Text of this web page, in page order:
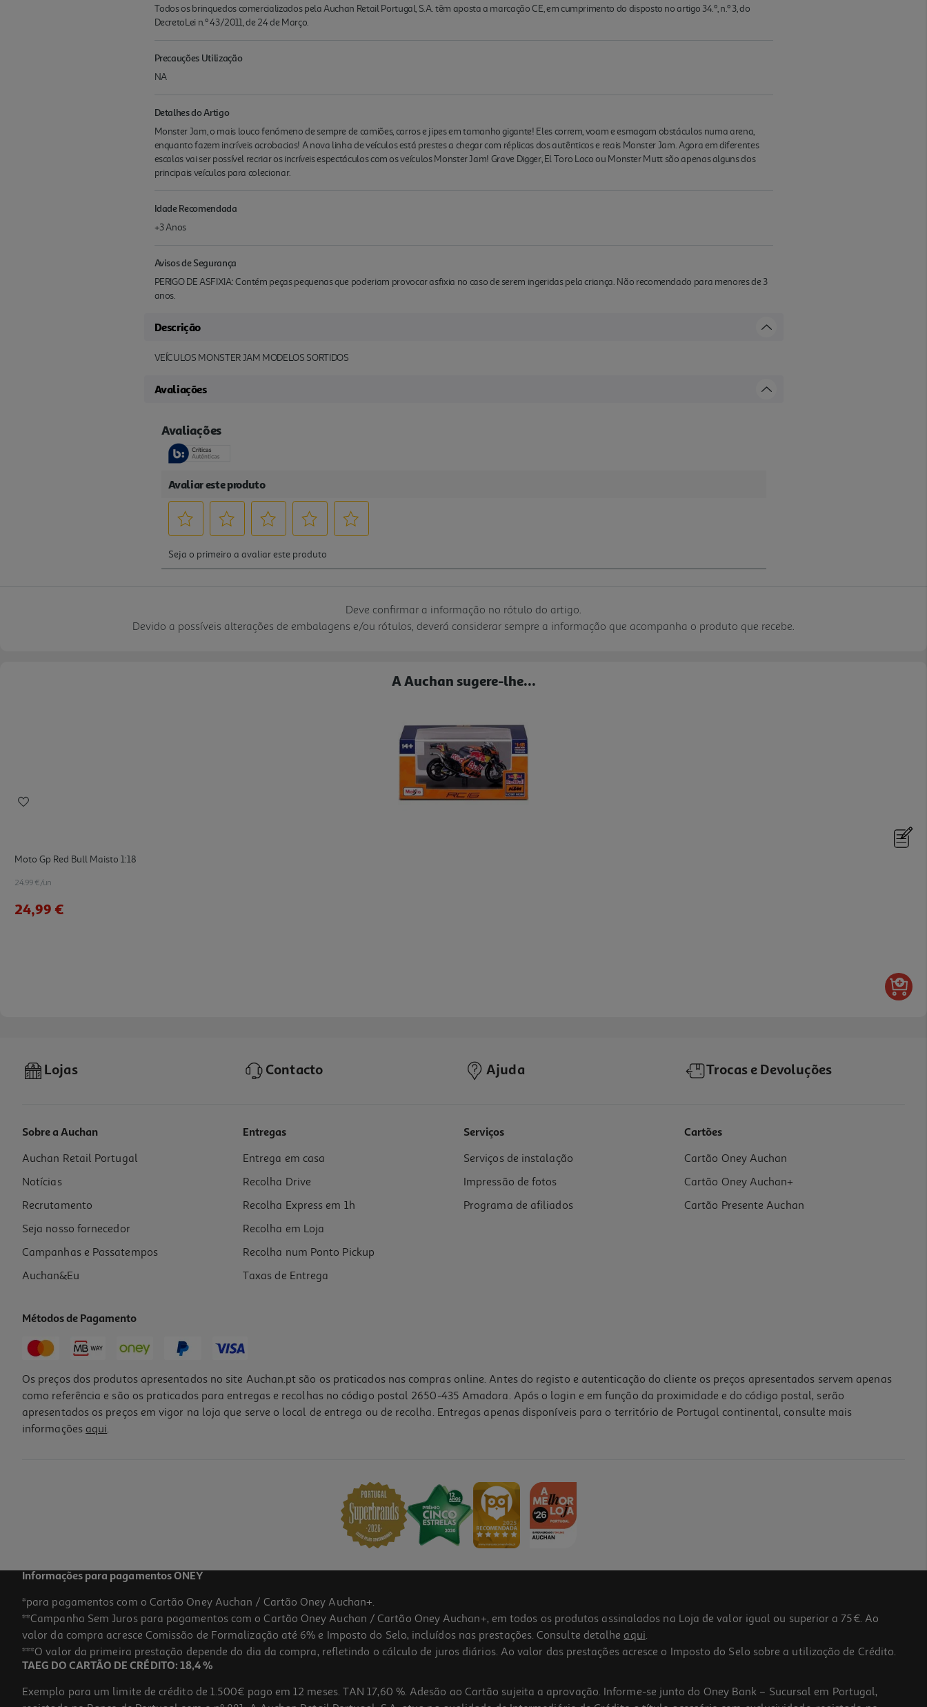
Todos os brinquedos comercializados pela Auchan Retail Portugal, S.A. têm aposta a marcação CE, em cumprimento do disposto no artigo 34.º, n.º 3, do
DecretoLei n.º 43/2011, de 24 de Março.
Precauções Utilização
NA
Detalhes do Artigo
Monster Jam, o mais louco fenómeno de sempre de camiões, carros e jipes em tamanho gigante! Eles correm, voam e esmagam obstáculos numa arena,
enquanto fazem incríveis acrobacias! A nova linha de veículos está prestes a chegar com réplicas dos autênticos e reais Monster Jam. Agora em diferentes
escalas vai ser possível recriar os incríveis espectáculos com os veículos Monster Jam! Grave Digger, El Toro Loco ou Monster Mutt são apenas alguns dos
principais veículos para colecionar.
Idade Recomendada
+3 Anos
Avisos de Segurança
PERIGO DE ASFIXIA: Contém peças pequenas que poderiam provocar asfixia no caso de serem ingeridas pela criança. Não recomendado para menores de 3
anos.
Descrição
VEÍCULOS MONSTER JAM MODELOS SORTIDOS
Avaliações
Deve confirmar a informação no rótulo do artigo.
Devido a possíveis alterações de embalagens e/ou rótulos, deverá considerar sempre a informação que acompanha o produto que recebe.
A Auchan sugere-lhe...
Moto Gp Red Bull Maisto 1:18
24.99 €/un
24,99 €
Veículos 1:64 Monster Jam Modelos Sortidos
6.99 €/un
6,99 €
Lojas Contacto Ajuda Trocas e Devoluções
Sobre a Auchan
Auchan Retail Portugal
Notícias
Recrutamento
Seja nosso fornecedor
Campanhas e Passatempos
Auchan&Eu
Entregas
Entrega em casa
Recolha Drive
Recolha Express em 1h
Recolha em Loja
Recolha num Ponto Pickup
Taxas de Entrega
Serviços
Serviços de instalação
Impressão de fotos
Programa de afiliados
Cartões
Cartão Oney Auchan
Cartão Oney Auchan+
Cartão Presente Auchan
Métodos de Pagamento
Os preços dos produtos apresentados no site Auchan.pt são os praticados nas compras online. Antes do registo e autenticação do cliente os preços apresentados servem apenas
como referência e são os praticados para entregas e recolhas no código postal 2650-435 Amadora. Após o login e em função da proximidade e do código postal, serão
apresentados os preços em vigor na loja que serve o local de entrega ou de recolha. Entregas apenas disponíveis para o território de Portugal continental, consulte mais
informações aqui.
Informações para pagamentos ONEY
*para pagamentos com o Cartão Oney Auchan / Cartão Oney Auchan+.
**Campanha Sem Juros para pagamentos com o Cartão Oney Auchan / Cartão Oney Auchan+, em todos os produtos assinalados na Loja de valor igual ou superior a 75€. Ao
valor da compra acresce Comissão de Formalização até 6% e Imposto do Selo, incluídos nas prestações. Consulte detalhe aqui.
***O valor da primeira prestação depende do dia da compra, refletindo o cálculo de juros diários. Ao valor das prestações acresce o Imposto do Selo sobre a utilização de Crédito.
TAEG DO CARTÃO DE CRÉDITO: 18,4 %
Exemplo para um limite de crédito de 1.500€ pago em 12 meses. TAN 17,60 %. Adesão ao Cartão sujeita a aprovação. Informe-se junto do Oney Bank – Sucursal em Portugal,